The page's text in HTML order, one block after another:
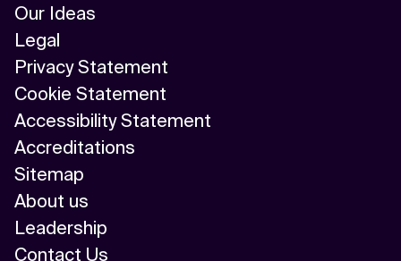
Our Ideas
Legal
Privacy Statement
Cookie Statement
Accessibility Statement
Accreditations
Sitemap
About us
Leadership
Contact Us